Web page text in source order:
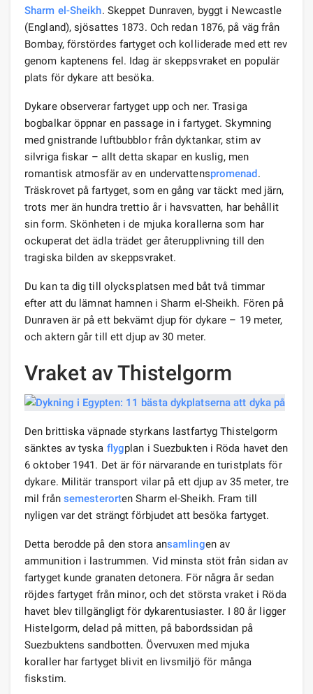
Sharm el-Sheikh. Skeppet Dunraven, byggt i Newcastle
(England), sjösattes 1873. Och redan 1876, på väg från
Bombay, förstördes fartyget och kolliderade med ett rev
genom kaptenens fel. Idag är skeppsvraket en populär
plats för dykare att besöka.
Dykare observerar fartyget upp och ner. Trasiga
bogbalkar öppnar en passage in i fartyget. Skymning
med gnistrande luftbubblor från dyktankar, stim av
silvriga fiskar – allt detta skapar en kuslig, men
romantisk atmosfär av en undervattenspromenad.
Träskrovet på fartyget, som en gång var täckt med järn,
trots mer än hundra trettio år i havsvatten, har behållit
sin form. Skönheten i de mjuka korallerna som har
ockuperat det ädla trädet ger återupplivning till den
tragiska bilden av skeppsvraket.
Du kan ta dig till olycksplatsen med båt två timmar
efter att du lämnat hamnen i Sharm el-Sheikh. Fören på
Dunraven är på ett bekvämt djup för dykare – 19 meter,
och aktern går till ett djup av 30 meter.
Vraket av Thistelgorm
Den brittiska väpnade styrkans lastfartyg Thistelgorm
sänktes av tyska flygplan i Suezbukten i Röda havet den
6 oktober 1941. Det är för närvarande en turistplats för
dykare. Militär transport vilar på ett djup av 35 meter, tre
mil från semesterorten Sharm el-Sheikh. Fram till
nyligen var det strängt förbjudet att besöka fartyget.
Detta berodde på den stora ansamlingen av
ammunition i lastrummen. Vid minsta stöt från sidan av
fartyget kunde granaten detonera. För några år sedan
röjdes fartyget från minor, och det största vraket i Röda
havet blev tillgängligt för dykarentusiaster. I 80 år ligger
Histelgorm, delad på mitten, på babordssidan på
Suezbuktens sandbotten. Övervuxen med mjuka
koraller har fartyget blivit en livsmiljö för många
fiskstim.